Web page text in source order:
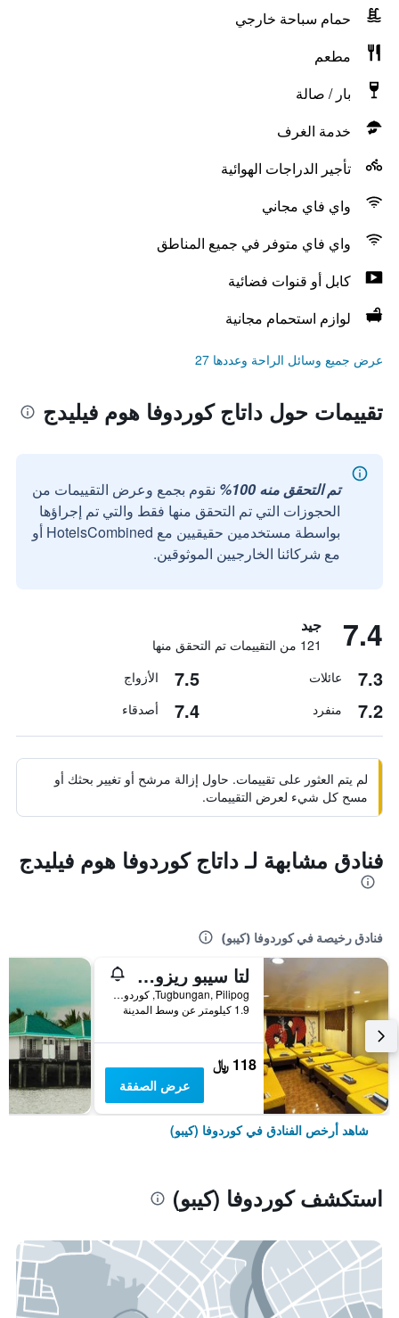
حمام سباحة خارجي
مطعم
بار / صالة
خدمة الغرف
تأجير الدراجات الهوائية
واي فاي مجاني
واي فاي متوفر في جميع المناطق
كابل أو قنوات فضائية
لوازم استحمام مجانية
عرض جميع وسائل الراحة وعددها 27
تقييمات حول داتاج كوردوفا هوم فيليدج
تم التحقق منه 100%
نقوم بجمع وعرض التقييمات من
الحجوزات التي تم التحقق منها فقط والتي تم إجراؤها
بواسطة مستخدمين حقيقيين مع HotelsCombined أو
مع شركائنا الخارجيين الموثوقين.
7.4 جيد
121 من التقييمات تم التحقق منها
7.3 عائلات 7.5 الأزواج
7.2 منفرد 7.4 أصدقاء
لم يتم العثور على تقييمات. حاول إزالة مرشح أو تغيير بحثك أو
مسح كل شيء لعرض التقييمات.
فنادق مشابهة لـ داتاج كوردوفا هوم فيليدج
فنادق رخيصة في كوردوفا (كيبو)
ٔلتا سيبو ريزورت ماكتان باويرد باي كوكوتل
Tugbungan, Pilipog, كوردوفا (كيبو), الفلبين
1.9 كيلومتر عن وسط المدينة
118 ﷼
عرض الصفقة
شاهد أرخص الفنادق في كوردوفا (كيبو)
استكشف كوردوفا (كيبو)